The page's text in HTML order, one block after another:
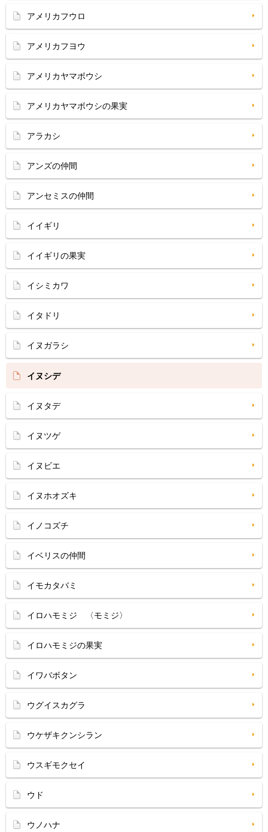
アメリカフウロ
アメリカフヨウ
アメリカヤマボウシ
アメリカヤマボウシの果実
アラカシ
アンズの仲間
アンセミスの仲間
イイギリ
イイギリの果実
イシミカワ
イタドリ
イヌガラシ
イヌシデ
イヌタデ
イヌツゲ
イヌビエ
イヌホオズキ
イノコズチ
イベリスの仲間
イモカタバミ
イロハモミジ 〈モミジ〉
イロハモミジの果実
イワバボタン
ウグイスカグラ
ウケザキクンシラン
ウスギモクセイ
ウド
ウノハナ